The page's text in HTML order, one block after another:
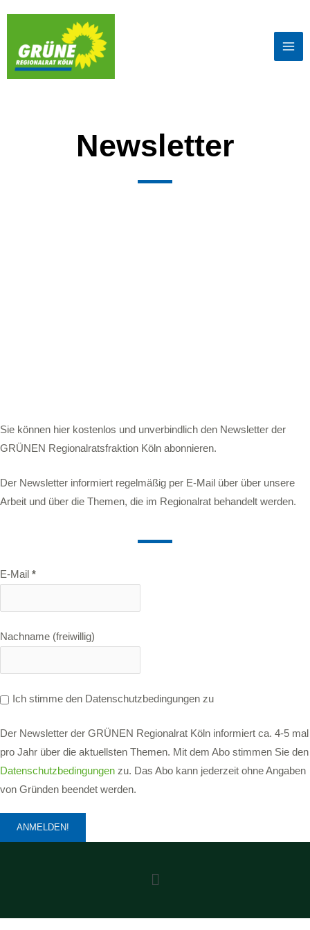
Newsletter
Sie können hier kostenlos und unverbindlich den Newsletter der
GRÜNEN Regionalratsfraktion Köln abonnieren.
Der Newsletter informiert regelmäßig per E-Mail über über unsere
Arbeit und über die Themen, die im Regionalrat behandelt werden.
E-Mail *
Nachname (freiwillig)
Ich stimme den Datenschutzbedingungen zu
Der Newsletter der GRÜNEN Regionalrat Köln informiert ca. 4-5 mal
pro Jahr über die aktuellsten Themen. Mit dem Abo stimmen Sie den
Datenschutzbedingungen zu. Das Abo kann jederzeit ohne Angaben
von Gründen beendet werden.